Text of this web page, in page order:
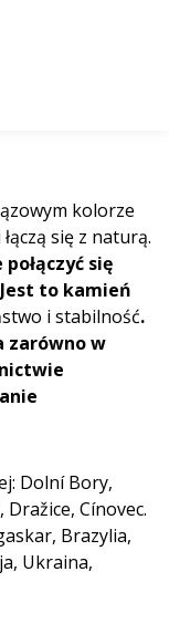
kolorze
się z naturą.
się
to kamień
i stabilność.
zarówno w
Dolní Bory,
Cínovec.
Brazylia,
Ukraina,